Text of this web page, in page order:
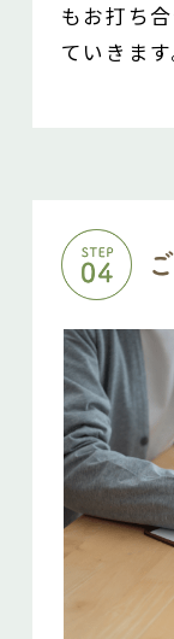
もお打ち合
ていきます